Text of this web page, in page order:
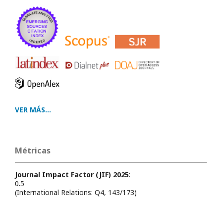
VER MÁS...
Métricas
Journal Impact Factor (JIF) 2025:
0.5
(International Relations: Q4, 143/173)